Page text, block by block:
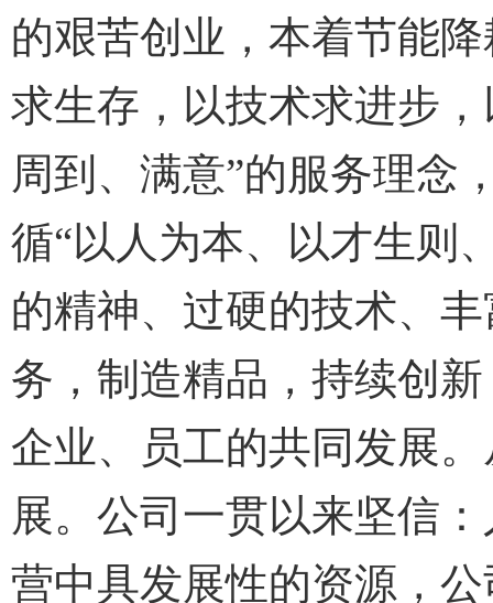
的艰苦创业，本着节能
求生存，以技术求进步
周到、满意”的服务理念
循“以人为本、以才生则
的精神、过硬的技术、
务，制造精品，持续创
企业、员工的共同发展
展。公司一贯以来坚信
营中具发展性的资源，